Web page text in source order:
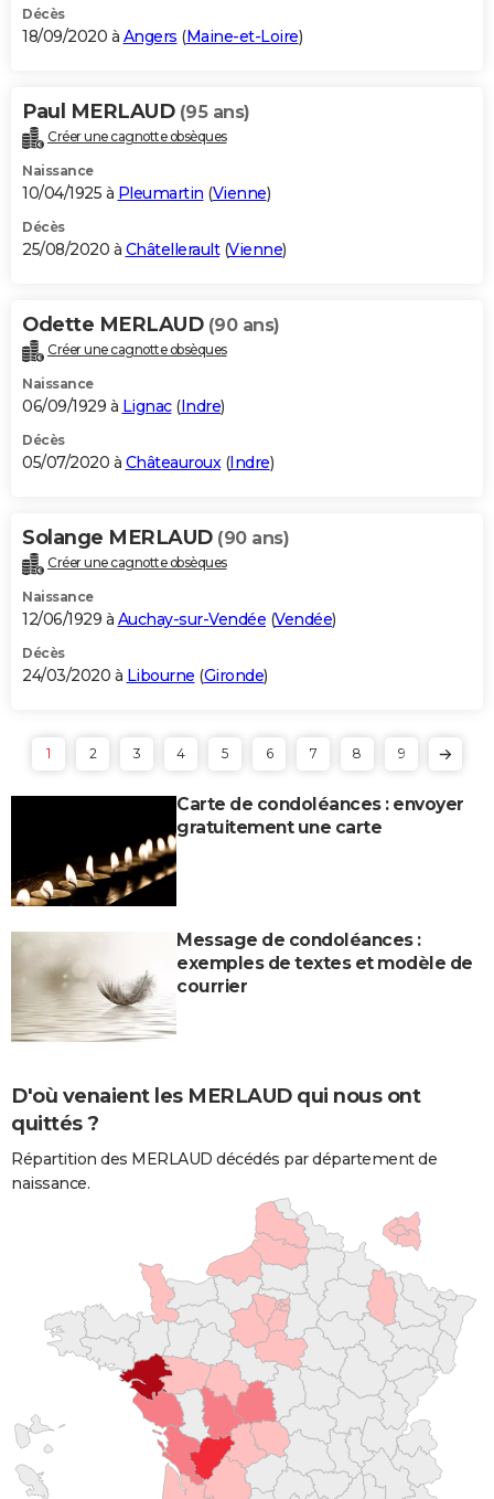
Décès
18/09/2020 à Angers (Maine-et-Loire)
Paul MERLAUD (95 ans)
Créer une cagnotte obsèques
Naissance
10/04/1925 à Pleumartin (Vienne)
Décès
25/08/2020 à Châtellerault(Vienne)
Odette MERLAUD (90 ans)
Créer une cagnotte obsèques
Naissance
06/09/1929 à Lignac(Indre)
Décès
05/07/2020 à Châteauroux(Indre)
Solange MERLAUD (90 ans)
Créer une cagnotte obsèques
Naissance
12/06/1929 à Auchay-sur-Vendée (Vendée)
Décès
24/03/2020 à Libourne (Gironde)
1 2 3 4 5 6 7 8 9
Carte de condoléances : envoyer
gratuitement une carte
Message de condoléances :
exemples de textes et modèle de
courrier
D'où venaient les MERLAUD qui nous ont
quittés ?
Répartition des MERLAUD décédés par département de
naissance.